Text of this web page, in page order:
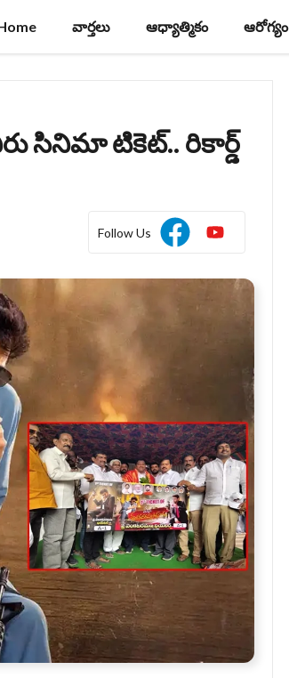
వార్తలు ఆధ్యాత్మికం ఆరోగ్యం
సినిమా టికెట్‌.. రికార్డ్
Follow Us